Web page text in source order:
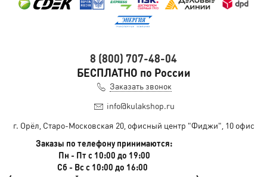
8 (800) 707-48-04
БЕСПЛАТНО по России
Заказать звонок
info@kulakshop.ru
г. Орёл, Старо-Московская 20, офисный центр "Фиджи", 10 офис
Заказы по телефону принимаются:
Пн - Пт с 10:00 до 19:00
Сб - Вс с 10:00 до 16:00